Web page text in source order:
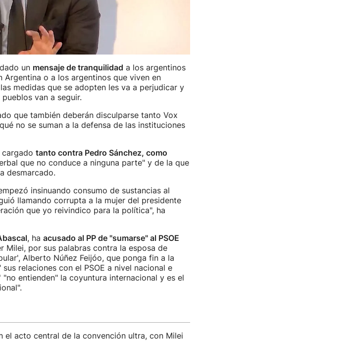
un mensaje de tranquilidad a los argentinos
Argentina o a los argentinos que viven en
medidas que se adopten les va a perjudicar y
van a seguir.
que también deberán disculparse tanto Vox
no se suman a la defensa de las instituciones
cargado tanto contra Pedro Sánchez, como
que no conduce a ninguna parte" y de la que
desmarcado.
insinuando consumo de sustancias al
llamando corrupta a la mujer del presidente
que yo reivindico para la política", ha
, ha acusado al PP de "sumarse" al PSOE
Milei, por sus palabras contra la esposa de
Alberto Núñez Feijóo, que ponga fin a la
relaciones con el PSOE a nivel nacional e
entienden" la coyuntura internacional y es el
el acto central de la convención ultra, con Milei